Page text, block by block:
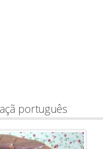
português